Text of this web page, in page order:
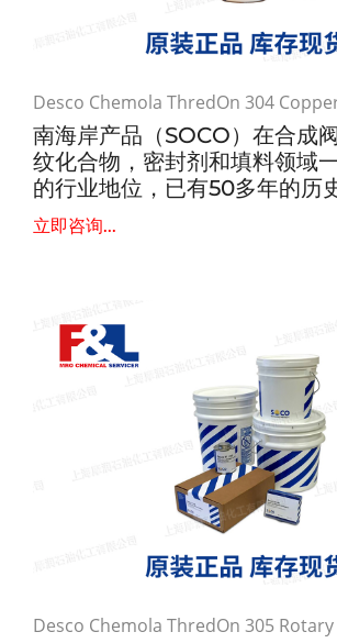
Desco Chemola ThredOn 304
南海岸产品（SOCO）在合成
纹化合物，密封剂和填料领域
的行业地位，已有50多年的历
立即咨询...
Desco Chemola ThredOn 305